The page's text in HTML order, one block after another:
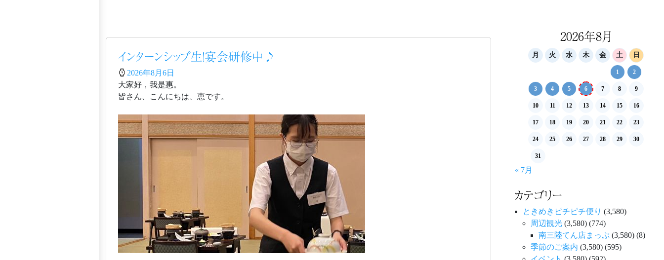
インターンシップ生！宴会研修中♪
2026年8月6日
大家好，我是惠。
皆さん、こんにちは、恵です。
2026年8月
月 火 水 木 金 土 日
1 2
3 4 5 6 7 8 9
10 11 12 13 14 15 16
17 18 19 20 21 22 23
24 25 26 27 28 29 30
31
« 7月
カテゴリー
ときめきピチピチ便り (3,580)
周辺観光 (3,580) (774)
南三陸てん店まっぷ (3,580) (8)
季節のご案内 (3,580) (595)